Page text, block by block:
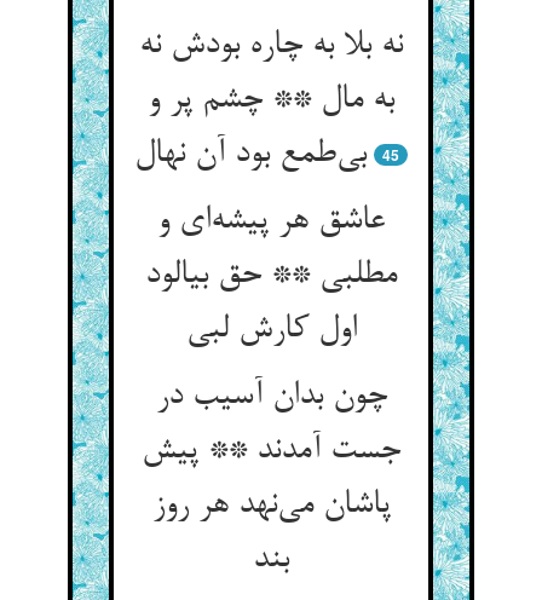
نه بلا به چاره بودش نه
به مال ** چشم پر و
بی‌طمع بود آن نهال
45
عاشق هر پیشه‌ای و
مطلبی ** حق بیالود
اول کارش لبی
چون بدان آسیب در
جست آمدند ** پیش
پاشان می‌نهد هر روز
بند